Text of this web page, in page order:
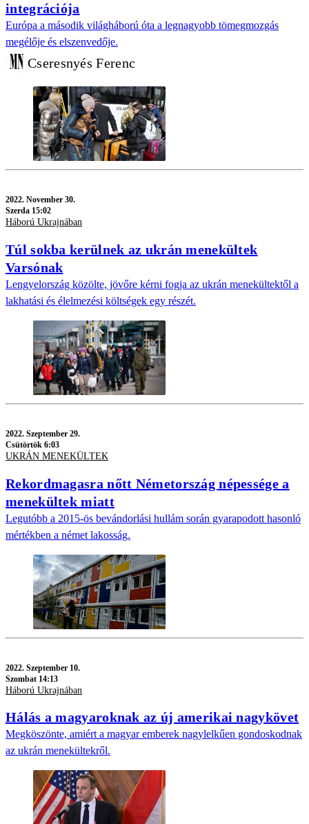
integrációja
Európa a második világháború óta a legnagyobb tömegmozgás
megélője és elszenvedője.
Cseresnyés Ferenc
2022. November 30.
Szerda 15:02
Háború Ukrajnában
Túl sokba kerülnek az ukrán menekültek
Varsónak
Lengyelország közölte, jövőre kérni fogja az ukrán menekültektől a
lakhatási és élelmezési költségek egy részét.
2022. Szeptember 29.
Csütörtök 6:03
UKRÁN MENEKÜLTEK
Rekordmagasra nőtt Németország népessége a
menekültek miatt
Legutóbb a 2015-ös bevándorlási hullám során gyarapodott hasonló
mértékben a német lakosság.
2022. Szeptember 10.
Szombat 14:13
Háború Ukrajnában
Hálás a magyaroknak az új amerikai nagykövet
Megköszönte, amiért a magyar emberek nagylelkűen gondoskodnak
az ukrán menekültekről.